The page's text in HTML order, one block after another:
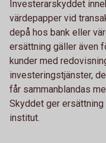
Investerarskyddet
värdepapper vid
depå hos bank eller
ersättning gäller även
kunder med
investeringstjänster,
får sammanblandas
Skyddet ger
institut.